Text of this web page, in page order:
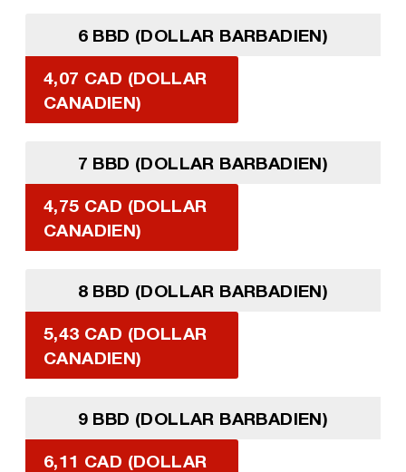
6 BBD (DOLLAR BARBADIEN)
4,07 CAD (DOLLAR
CANADIEN)
7 BBD (DOLLAR BARBADIEN)
4,75 CAD (DOLLAR
CANADIEN)
8 BBD (DOLLAR BARBADIEN)
5,43 CAD (DOLLAR
CANADIEN)
9 BBD (DOLLAR BARBADIEN)
6,11 CAD (DOLLAR